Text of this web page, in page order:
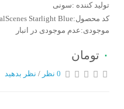
تولید کننده :سونی
کد محصول:Playstation 5 Standard Edition 2 DualScenes Starlight Blue
موجودی:عدم موجودی در انبار
٠ تومان
0 نظر / نظر بدهید